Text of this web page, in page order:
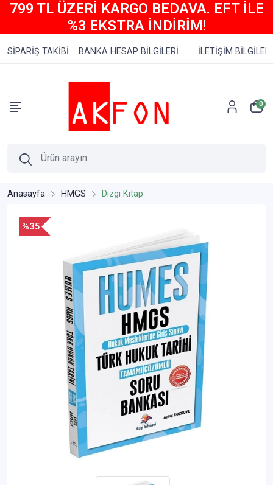
799 TL ÜZERİ KARGO BEDAVA. EFT İLE
%3 EKSTRA İNDİRİM!
SİPARİŞ TAKİBİ BANKA HESAP BİLGİLERİ İLETİŞİM BİLGİLERİ
0
Anasayfa HMGS Dizgi Kitap
%35